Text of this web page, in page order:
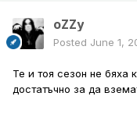
oZZy
Posted June 1,
Те и тоя сезон не бяха
достатъчно за да